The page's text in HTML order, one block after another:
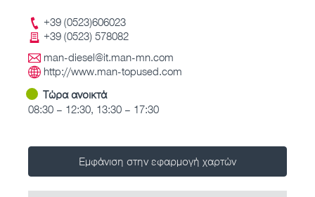
+39 (0523)606023
+39 (0523) 578082
man-diesel@it.man-mn.com
http://www.man-topused.com
Τώρα ανοικτά
08:30 – 12:30, 13:30 – 17:30
Εμφάνιση στην εφαρμογή χαρτών